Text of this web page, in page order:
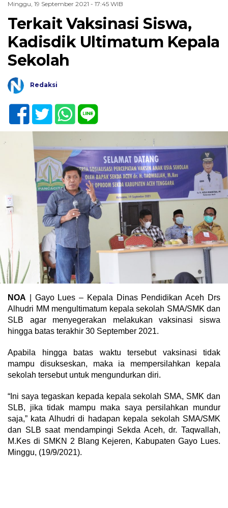
Minggu, 19 September 2021 - 17:45 WIB
Terkait Vaksinasi Siswa,
Kadisdik Ultimatum Kepala
Sekolah
Redaksi
NOA | Gayo Lues – Kepala Dinas Pendidikan Aceh Drs
Alhudri MM mengultimatum kepala sekolah SMA/SMK dan
SLB agar menyegerakan melakukan vaksinasi siswa
hingga batas terakhir 30 September 2021.
Apabila hingga batas waktu tersebut vaksinasi tidak
mampu disukseskan, maka ia mempersilahkan kepala
sekolah tersebut untuk mengundurkan diri.
“Ini saya tegaskan kepada kepala sekolah SMA, SMK dan
SLB, jika tidak mampu maka saya persilahkan mundur
saja,” kata Alhudri di hadapan kepala sekolah SMA/SMK
dan SLB saat mendampingi Sekda Aceh, dr. Taqwallah,
M.Kes di SMKN 2 Blang Kejeren, Kabupaten Gayo Lues.
Minggu, (19/9/2021).